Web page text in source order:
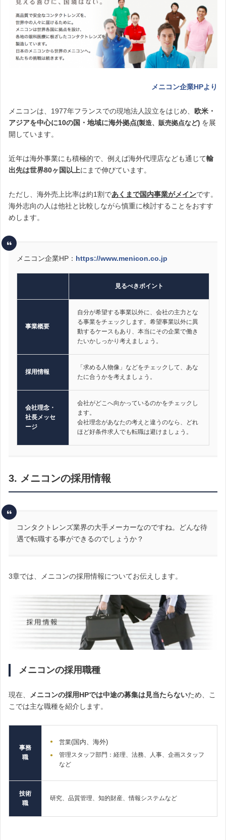
メニコン企業HPより
メニコンは、1977年フランスでの現地法人設立をはじめ、 欧米・
アジアを中心に10の国・地域に海外拠点(製造、販売拠点など) を展
開しています。
近年は海外事業にも積極的で、例えば海外代理店なども通じて輸
出先は世界80ヶ国以上にまで伸びています。
ただし、海外売上比率は約1割であくまで国内事業がメインです。
海外志向の人は他社と比較しながら慎重に検討することをおすす
めします。
メニコン企業HP： https://www.menicon.co.jp
見るべきポイント
事業概要
自分が希望する事業以外に、会社の主力とな
る事業をチェックします。希望事業以外に異
動するケースもあり、本当にその企業で働き
たいかしっかり考えましょう。
採用情報
「求める人物像」などをチェックして、あな
たに合うかを考えましょう。
会社理念・
社長メッセ
ージ
会社がどこへ向かっているのかをチェックし
ます。
会社理念があなたの考えと違うのなら、どれ
ほど好条件求人でも転職は避けましょう。
3. メニコンの採用情報
コンタクトレンズ業界の大手メーカーなのですね。どんな待
遇で転職する事ができるのでしょうか？
3章では、メニコンの採用情報についてお伝えします。
メニコンの採用職種
現在、 メニコンの採用HPでは中途の募集は見当たらないため、こ
こでは主な職種を紹介します。
事務
職
営業(国内、海外)
管理スタッフ部門：経理、法務、人事、企画スタッフ
など
技術
職
研究、品質管理、知的財産、情報システムなど